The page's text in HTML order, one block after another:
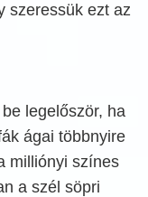
szeressük ezt az
legelőször, ha
ágai többnyire
milliónyi színes
a szél söpri